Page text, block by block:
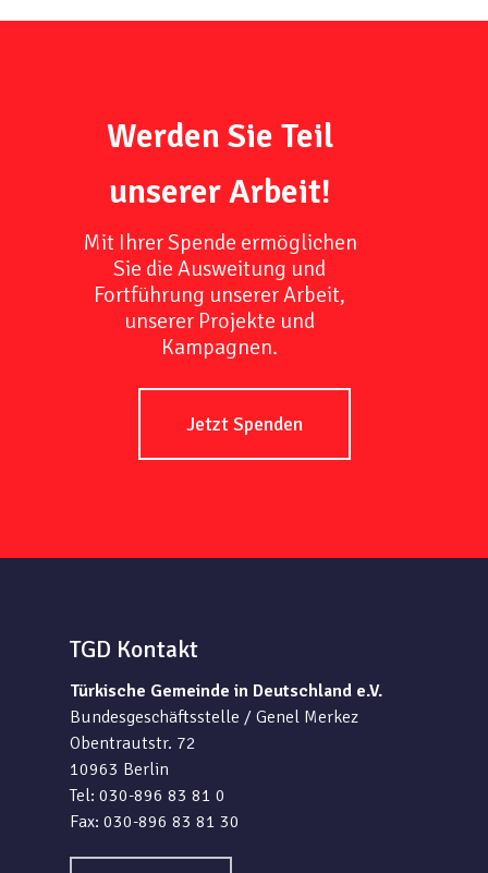
Werden Sie Teil
unserer Arbeit!
Mit Ihrer Spende ermöglichen
Sie die Ausweitung und
Fortführung unserer Arbeit,
unserer Projekte und
Kampagnen.
Jetzt Spenden
TGD Kontakt
Türkische Gemeinde in Deutschland e.V.
Bundesgeschäftsstelle / Genel Merkez
Obentrautstr. 72
10963 Berlin
Tel: 030-896 83 81 0
Fax: 030-896 83 81 30